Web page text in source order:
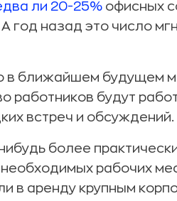
ли 20-25% офисных
год назад это число
в ближайшем будущем
работников будут
встреч и обсуждений.
более
рабочих
в аренду крупным